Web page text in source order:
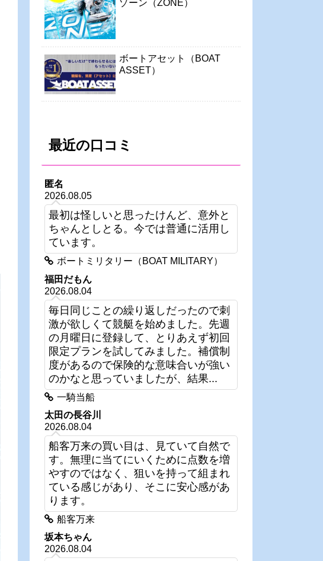
ゾーン（ZONE）
ボートアセット（BOAT
ASSET）
最近の口コミ
匿名
2026.08.05
最初は怪しいと思ったけんど、意外と
ちゃんとしとる。今では普通に活用し
ています。
ボートミリタリー（BOAT MILITARY）
福田だもん
2026.08.04
毎日同じことの繰り返しだったので刺
激が欲しくて競艇を始めました。先週
の月曜日に登録して、とりあえず初回
限定プランを試してみました。補償制
度があるので保険的な意味合いが強い
のかなと思っていましたが、結果...
一騎当船
太田の長谷川
2026.08.04
船客万来の買い目は、見ていて自然で
す。無理に当てにいくために点数を増
やすのではなく、狙いを持って組まれ
ている感じがあり、そこに安心感があ
ります。
船客万来
坂本ちゃん
2026.08.04